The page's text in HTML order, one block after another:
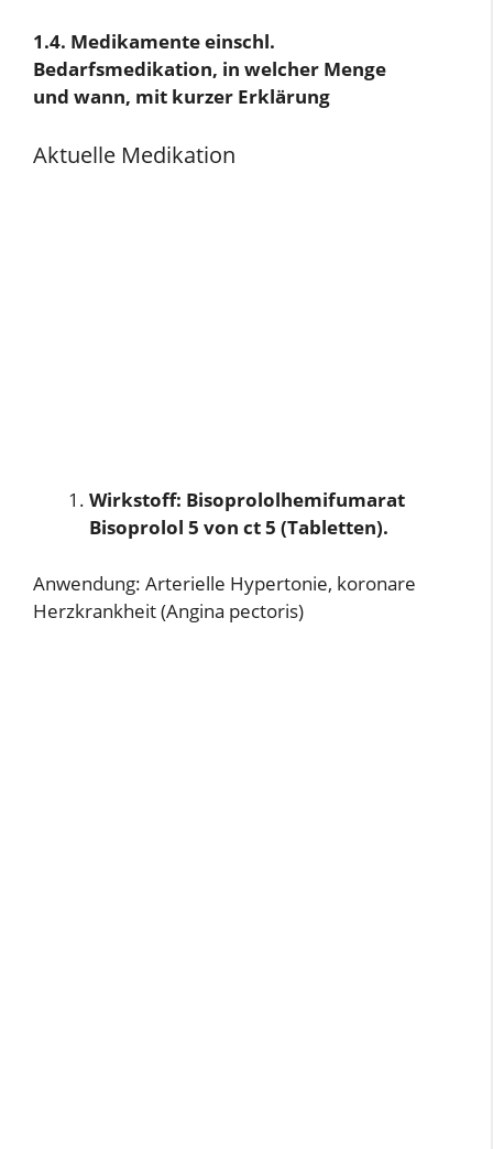
1.4. Medikamente einschl.
Bedarfsmedikation, in welcher Menge
und wann, mit kurzer Erklärung
Aktuelle Medikation
Wirkstoff: Bisoprololhemifumarat
Bisoprolol 5 von ct 5 (Tabletten).
Anwendung: Arterielle Hypertonie, koronare
Herzkrankheit (Angina pectoris)